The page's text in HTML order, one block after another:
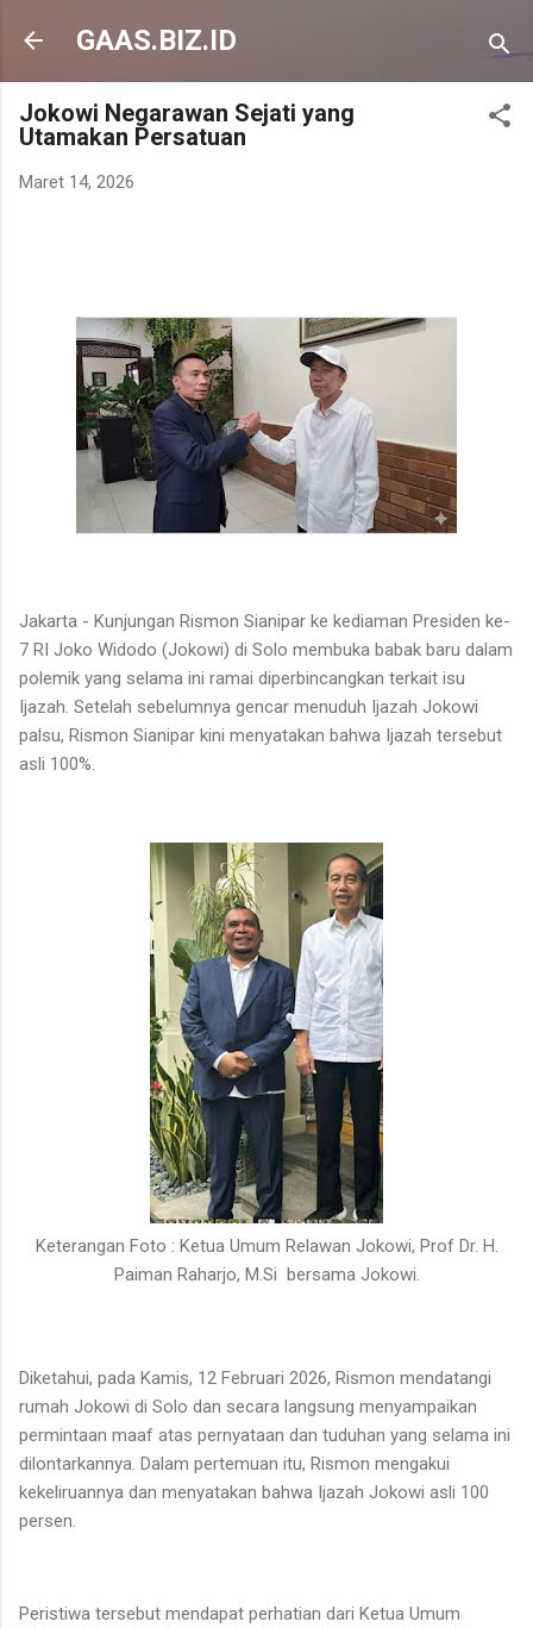
Langsung ke konten utama
GAAS.BIZ.ID
Jokowi Negarawan Sejati yang
Utamakan Persatuan
Maret 14, 2026
Jakarta - Kunjungan Rismon Sianipar ke kediaman Presiden ke-
7 RI Joko Widodo (Jokowi) di Solo membuka babak baru dalam
polemik yang selama ini ramai diperbincangkan terkait isu
Ijazah. Setelah sebelumnya gencar menuduh Ijazah Jokowi
palsu, Rismon Sianipar kini menyatakan bahwa Ijazah tersebut
asli 100%.
Keterangan Foto : Ketua Umum Relawan Jokowi, Prof Dr. H.
Paiman Raharjo, M.Si bersama Jokowi.
Diketahui, pada Kamis, 12 Februari 2026, Rismon mendatangi
rumah Jokowi di Solo dan secara langsung menyampaikan
permintaan maaf atas pernyataan dan tuduhan yang selama ini
dilontarkannya. Dalam pertemuan itu, Rismon mengakui
kekeliruannya dan menyatakan bahwa Ijazah Jokowi asli 100
persen.
Peristiwa tersebut mendapat perhatian dari Ketua Umum